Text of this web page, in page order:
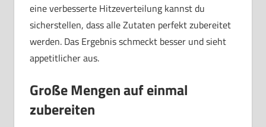
eine verbesserte Hitzeverteilung kannst du
sicherstellen, dass alle Zutaten perfekt zubereitet
werden. Das Ergebnis schmeckt besser und sieht
appetitlicher aus.
Große Mengen auf einmal
zubereiten